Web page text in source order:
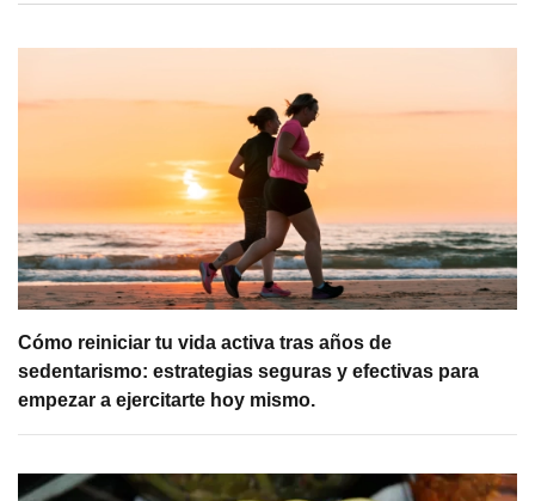
Cómo reiniciar tu vida activa tras años de
sedentarismo: estrategias seguras y efectivas para
empezar a ejercitarte hoy mismo.